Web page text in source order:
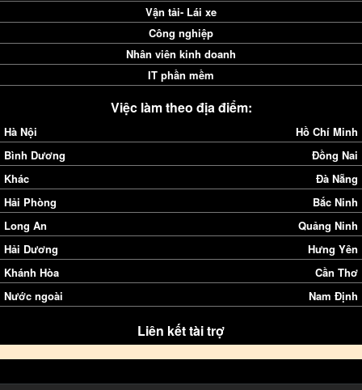
Vận tải- Lái xe
Công nghiệp
Nhân viên kinh doanh
IT phần mềm
Việc làm theo địa điểm:
Hà Nội
Hồ Chí Minh
Bình Dương
Đồng Nai
Khác
Đà Nẵng
Hải Phòng
Bắc Ninh
Long An
Quảng Ninh
Hải Dương
Hưng Yên
Khánh Hòa
Cần Thơ
Nước ngoài
Nam Định
Liên kết tài trợ